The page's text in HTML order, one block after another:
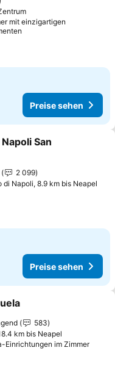
mit einzigartigen
Preise sehen
hinzufügen
San
2 099
di Napoli, 8.9 km bis Neapel
Preise sehen
hinzufügen
583
km bis Neapel
Einrichtungen im Zimmer